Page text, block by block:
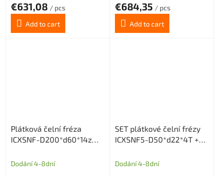
€631,08 / pcs
Add to cart
€684,35 / pcs
Add to cart
Plátková čelní fréza
ICXSNF-D200*d60*14z
nebo SNMX1205
Dodání 4-8dní
SET plátkové čelní frézy
ICXSNF5-D50*d22*4T +
ONMX)
Dodání 4-8dní